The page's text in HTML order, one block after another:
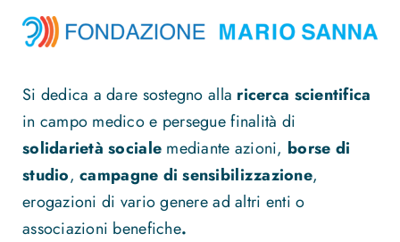
Si dedica a dare sostegno alla ricerca scientifica
in campo medico e persegue finalità di
solidarietà sociale mediante azioni, borse di
studio,campagne di sensibilizzazione,
erogazioni di vario genere ad altri enti o
associazioni benefiche.